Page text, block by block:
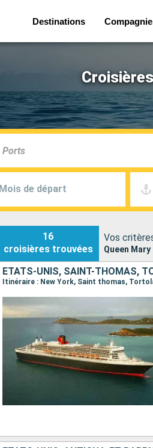
Destinations
Mois de départ
16
croisières trouvées
Vos
Queen
ÉTATS-UNIS, SAINT-THOMAS,
Itinéraire : New York, Saint thomas,